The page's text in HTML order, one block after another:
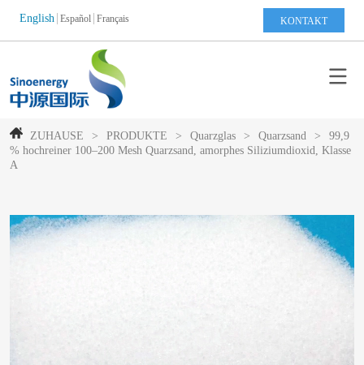
English Español Français KONTAKT
ZUHAUSE > PRODUKTE > Quarzglas > Quarzsand >
99,9
% hochreiner 100–200 Mesh Quarzsand, amorphes Siliziumdioxid, Klasse
A